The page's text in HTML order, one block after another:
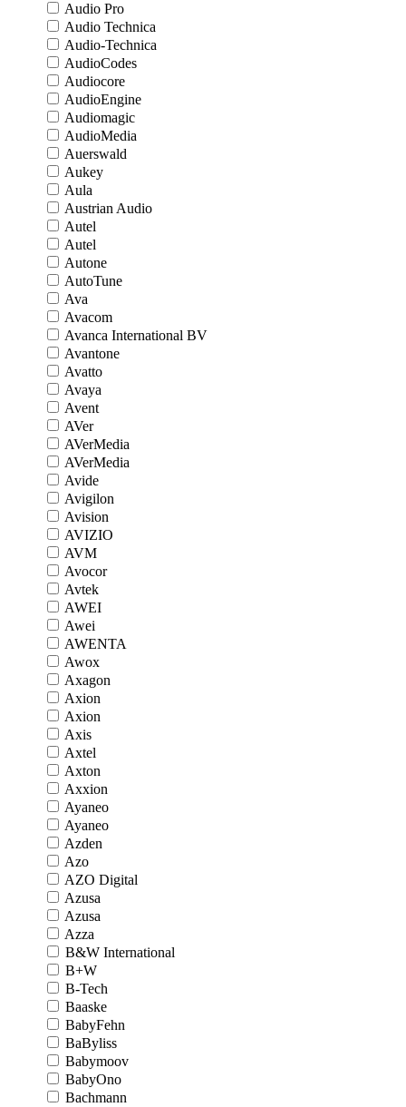
Audio Pro
Audio Technica
Audio-Technica
AudioCodes
Audiocore
AudioEngine
Audiomagic
AudioMedia
Auerswald
Aukey
Aula
Austrian Audio
Autel
Autel
Autone
AutoTune
Ava
Avacom
Avanca International BV
Avantone
Avatto
Avaya
Avent
AVer
AVerMedia
AVerMedia
Avide
Avigilon
Avision
AVIZIO
AVM
Avocor
Avtek
AWEI
Awei
AWENTA
Awox
Axagon
Axion
Axion
Axis
Axtel
Axton
Axxion
Ayaneo
Ayaneo
Azden
Azo
AZO Digital
Azusa
Azusa
Azza
B&W International
B+W
B-Tech
Baaske
BabyFehn
BaByliss
Babymoov
BabyOno
Bachmann